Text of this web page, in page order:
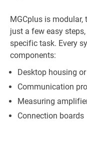
MGCplus is
just a few easy
specific task. Every
components:
Desktop housing
Communication
Measuring
Connection boards